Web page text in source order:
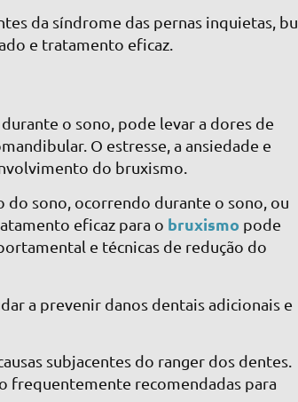
da síndrome das pernas inquietas,
e tratamento eficaz.
o sono, pode levar a dores de
O estresse, a ansiedade e
do bruxismo.
sono, ocorrendo durante o sono, ou
eficaz para o bruxismo pode
e técnicas de redução do
a prevenir danos dentais adicionais e
subjacentes do ranger dos dentes.
frequentemente recomendadas para